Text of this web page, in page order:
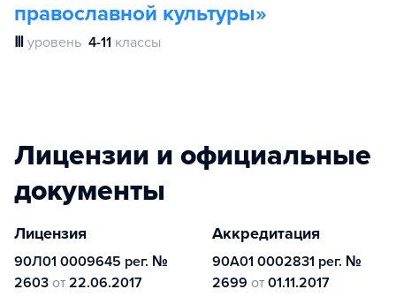
православной культуры»
Ⅲ уровень 4-11 классы
Лицензии и официальные
документы
Лицензия
90Л01 0009645 рег. №
2603 от 22.06.2017
Аккредитация
90А01 0002831 рег. №
2699 от 01.11.2017